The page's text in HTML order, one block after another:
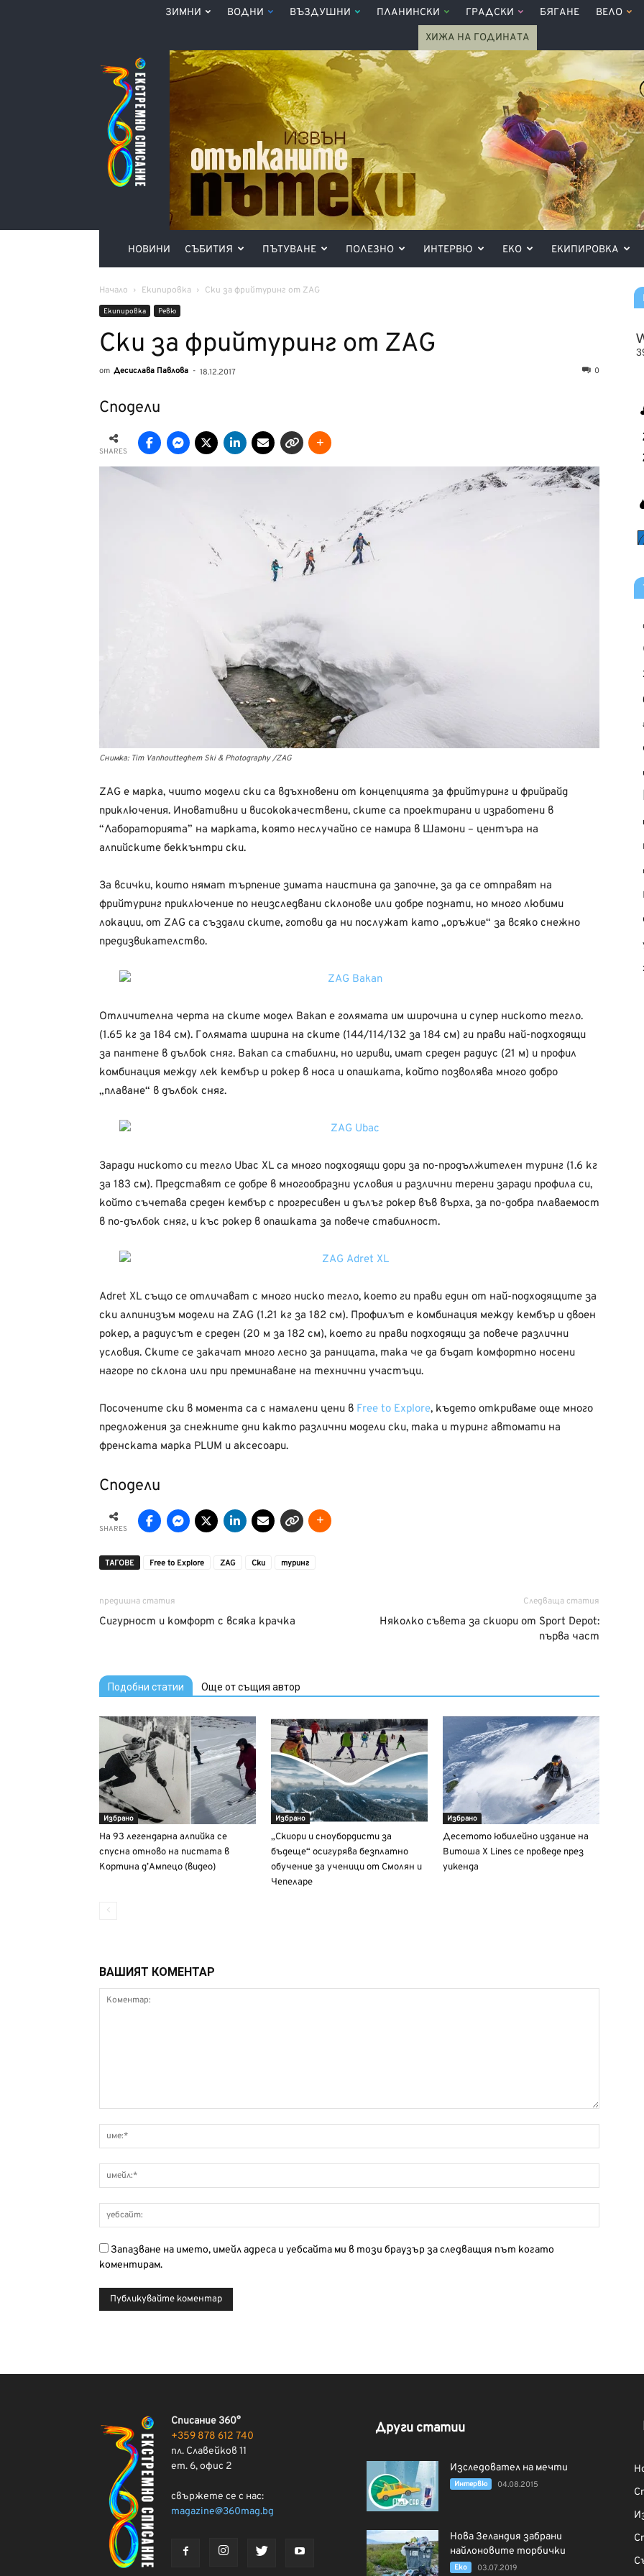
ЗИМНИ ВОДНИ ВЪЗДУШНИ ПЛАНИНСКИ ГРАДСКИ БЯГАНЕ ВЕЛО
ХИЖА НА ГОДИНАТА
Списание
360°
НОВИНИ СЪБИТИЯ ПЪТУВАНЕ ПОЛЕЗНО ИНТЕРВЮ ЕКО ЕКИПИРОВКА
Начало Екипировка Ски за фрийтуринг от ZAG
Екипировка Ревю
Ски за фрийтуринг от ZAG
от Десислава Павлова - 18.12.2017 0
Сподели
SHARES
Снимка: Tim Vanhoutteghem Ski & Photography /ZAG
ZAG е марка, чиито модели ски са вдъхновени от концепцията за фрийтуринг и фрийрайд
приключения. Иновативни и висококачествени, ските са проектирани и изработени в
“Лабораторията” на марката, която неслучайно се намира в Шамони – центъра на
алпийските беккънтри ски.
За всички, които нямат търпение зимата наистина да започне, за да се отправят на
фрийтуринг приключение по неизследвани склонове или добре познати, но много любими
локации, от ZAG са създали ските, готови да ни послужат като „оръжие“ за всяко снежно
предизвикателство.
Отличителна черта на ските модел Bakan е голямата им широчина и супер ниското тегло.
(1.65 кг за 184 см). Голямата ширина на ските (144/114/132 за 184 см) ги прави най-подходящи
за пантене в дълбок сняг. Bakan са стабилни, но игриви, имат среден радиус (21 м) и профил
комбинация между лек кембър и рокер в носа и опашката, който позволява много добро
„плаване“ в дълбок сняг.
Заради ниското си тегло Ubac XL са много подходящи дори за по-продължителен туринг (1.6 кг
за 183 см). Представят се добре в многообразни условия и различни терени заради профила си,
който съчетава среден кембър с прогресивен и дълъг рокер във върха, за по-добра плаваемост
в по-дълбок сняг, и къс рокер в опашката за повече стабилност.
Adret XL също се отличават с много ниско тегло, което ги прави един от най-подходящите за
ски алпинизъм модели на ZAG (1.21 кг за 182 см). Профилът е комбинация между кембър и двоен
рокер, а радиусът е среден (20 м за 182 см), което ги прави подходящи за повече различни
условия. Ските се закачат много лесно за раницата, така че да бъдат комфортно носени
нагоре по склона или при преминаване на технични участъци.
Посочените ски в момента са с намалени цени в Free to Explore, където откриваме още много
предложения за снежните дни както различни модели ски, така и туринг автомати на
френската марка PLUM и аксесоари.
Сподели
SHARES
ТАГОВЕ Free to Explore ZAG Ски туринг
предишна статия
Сигурност и комфорт с всяка крачка
Следваща статия
Няколко съвета за скиори от Sport Depot:
първа част
Подобни статии Още от същия автор
Избрано
На 93 легендарна алпийка се
спусна отново на пистата в
Кортина д’Ампецо (видео)
Избрано
„Скиори и сноубордисти за
бъдеще“ осигурява безплатно
обучение за ученици от Смолян и
Чепеларе
Избрано
Десетото юбилейно издание на
Витоша X Lines се проведе през
уикенда
ВАШИЯТ КОМЕНТАР
Запазване на името, имейл адреса и уебсайта ми в този браузър за следващия път когато
коментирам.
Списание 360°
+359 878 612 740
пл. Славейков 11
ет. 6, офис 2
свържете се с нас:
magazine@360mag.bg
Други статии
Изследовател на мечти
Интервю 04.08.2015
Нова Зеландия забрани
найлоновите торбички
Еко 03.07.2019